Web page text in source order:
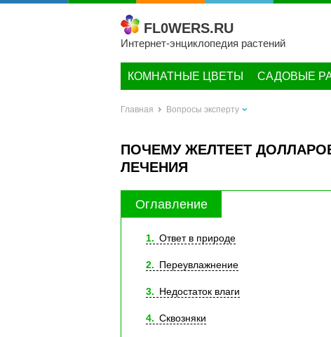
FL0WERS.RU
Интернет-энциклопедия растений
КОМНАТНЫЕ ЦВЕТЫ САДОВЫЕ
Главная Вопросы эксперту
ПОЧЕМУ ЖЕЛТЕЕТ
ЛЕЧЕНИЯ
Оглавление
1 Ответ в природе
2 Переувлажнение
3 Недостаток влаги
4 Сквозняки